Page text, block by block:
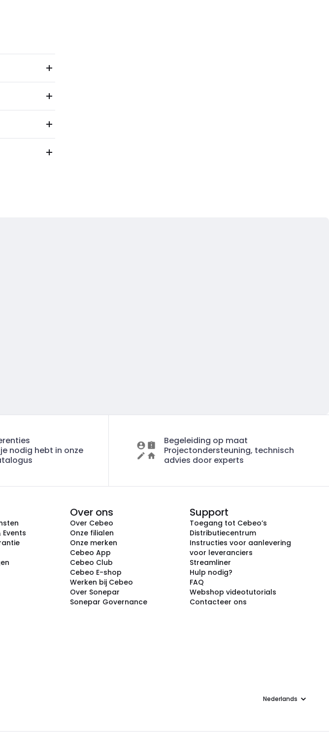
nodig hebt in onze
Begeleiding op maat
Projectondersteuning, technisch
advies door experts
Over ons
Over Cebeo
Onze filialen
Onze merken
Cebeo App
Cebeo Club
Cebeo E-shop
Werken bij Cebeo
Over Sonepar
Sonepar Governance
Support
Toegang tot Cebeo’s
Distributiecentrum
Instructies voor aanlevering
voor leveranciers
Streamliner
Hulp nodig?
FAQ
Webshop videotutorials
Contacteer ons
Taal